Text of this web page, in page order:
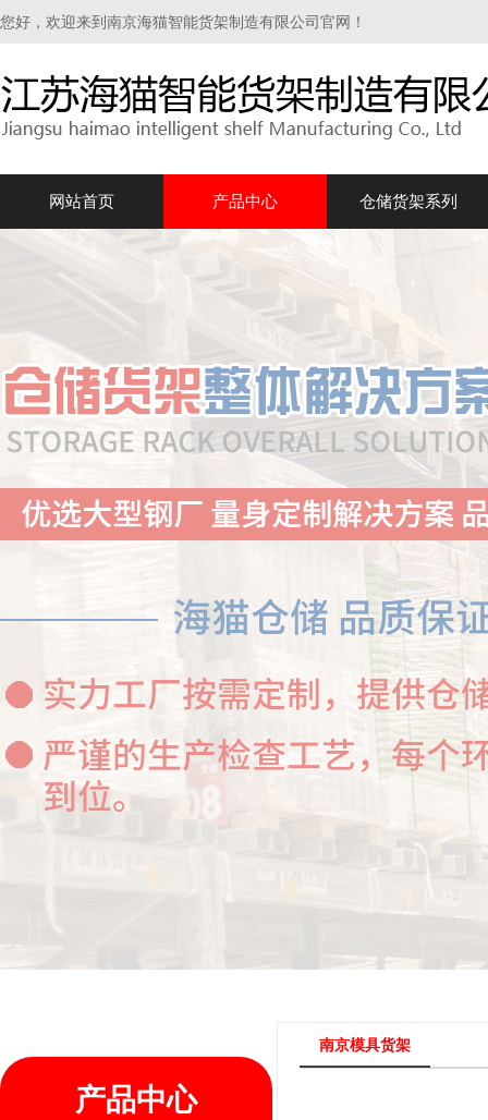
您好，欢迎来到南京海猫智能货架制造有限公司官网！
网站首页 产品中心 仓储货架系列
产品中心
南京模具货架